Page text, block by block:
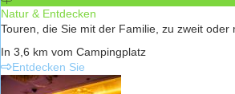
Natur & Entdecken
Touren, die Sie mit der Familie, zu zweit oder
In 3,6 km vom Campingplatz
Entdecken Sie